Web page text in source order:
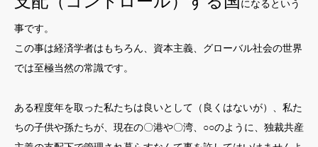
になるという
事です。
この事は経済学者はもちろん、資本主義、グローバル社会の世界
では至極当然の常識です。
ある程度年を取った私たちは良いとして（良くはないが）、私た
ちの子供や孫たちが、現在の〇港や〇湾、○○のように、独裁共産